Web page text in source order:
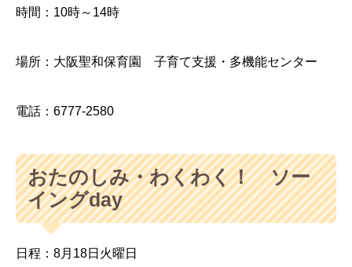
時間：10時～14時
場所：大阪聖和保育園 子育て支援・多機能センター
電話：6777-2580
おたのしみ・わくわく！ ソー
イングday
日程：8月18日火曜日